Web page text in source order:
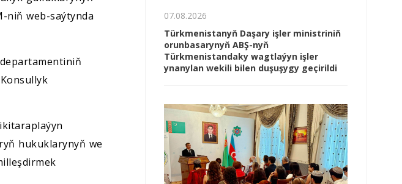
niň web-saýtynda
hukuklarynyň we
07.08.2026
Türkmenistanyň Daşary işler ministriniň
orunbasarynyň ABŞ-nyň
Türkmenistandaky wagtlaýyn işler
ynanylan wekili bilen duşuşygy geçirildi